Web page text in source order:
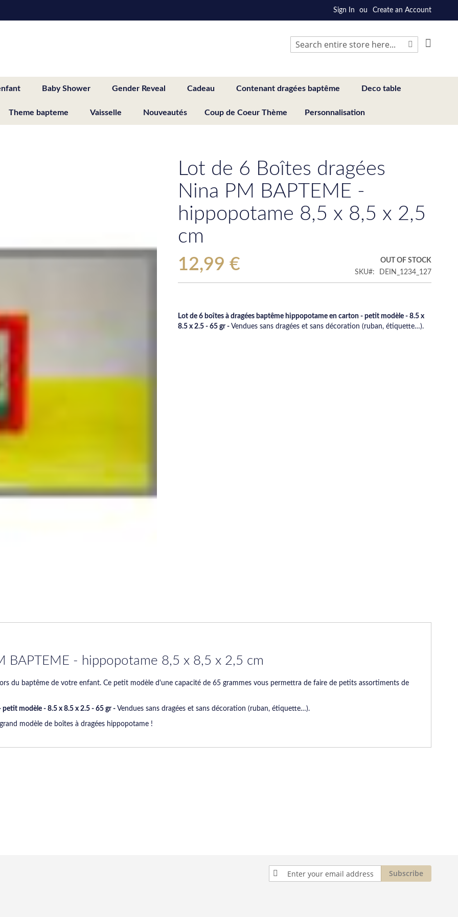
Sign In Create an Account
Search
Baby Shower Gender Reveal Cadeau Contenant dragées baptême Deco table
Theme bapteme Vaisselle Nouveautés Coup de Coeur Thème Personnalisation
Lot de 6 Boîtes dragées
Nina PM BAPTEME -
hippopotame 8,5 x 8,5 x 2,5
cm
12,99 €
OUT OF STOCK
SKU
DEIN_1234_127
Lot de 6 boîtes à dragées baptême hippopotame en carton - petit modèle - 8.5 x
8.5 x 2.5 - 65 gr - Vendues sans dragées et sans décoration (ruban, étiquette…).
BAPTEME - hippopotame 8,5 x 8,5 x 2,5 cm
du baptême de votre enfant. Ce petit modèle d'une capacité de 65 grammes vous permettra de faire de petits assortiments de
modèle - 8.5 x 8.5 x 2.5 - 65 gr - Vendues sans dragées et sans décoration (ruban, étiquette…).
modèle de boîtes à dragées hippopotame !
Sign
Up
Subscribe